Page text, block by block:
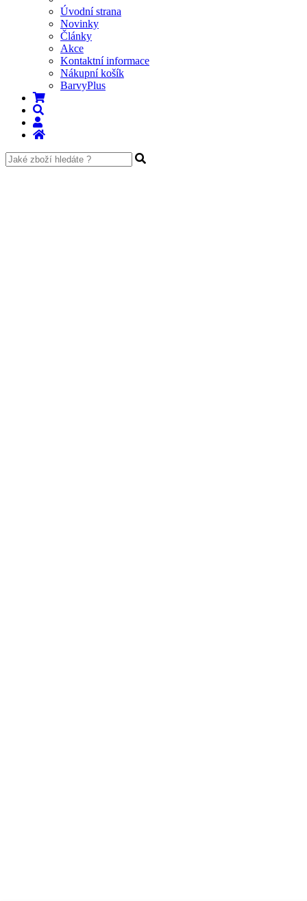
Úvodní strana
Novinky
Články
Akce
Kontaktní informace
Nákupní košík
BarvyPlus